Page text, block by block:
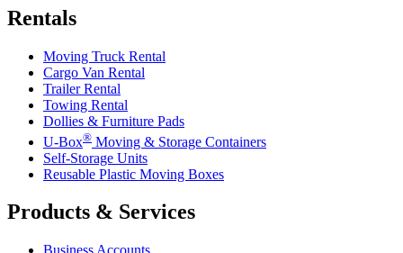
Rentals
Moving Truck Rental
Cargo Van Rental
Trailer Rental
Towing Rental
Dollies & Furniture Pads
U-Box® Moving & Storage Containers
Self-Storage Units
Reusable Plastic Moving Boxes
Products & Services